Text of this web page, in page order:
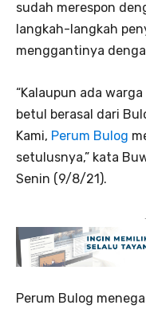
sudah merespon
langkah-langkah
menggantinya
“Kalaupun ada
betul berasal dari
Kami, Perum Bulog
setulusnya,” kata
Senin (9/8/21).
Perum Bulog